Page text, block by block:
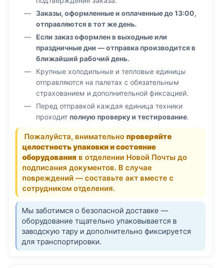
Заказы, оформленные и оплаченные до 13:00,
отправляются в тот же день.
Если заказ оформлен в выходные или
праздничные дни — отправка производится в
ближайший рабочий день.
Крупные холодильные и тепловые единицы
отправляются на палетах с обязательным
страхованием и дополнительной фиксацией.
Перед отправкой каждая единица техники
проходит полную проверку и тестирование.
Пожалуйста, внимательно проверяйте
целостность упаковки и состояние
оборудования в отделении Новой Почты до
подписания документов. В случае
повреждений — составьте акт вместе с
сотрудником отделения.
Мы заботимся о безопасной доставке —
оборудование тщательно упаковывается в
заводскую тару и дополнительно фиксируется
для транспортировки.